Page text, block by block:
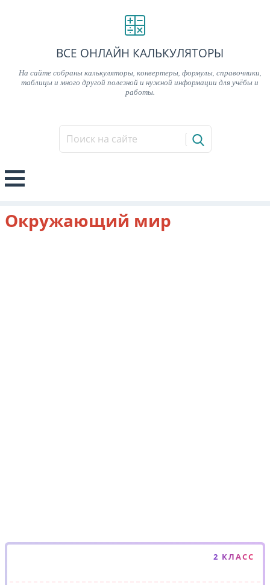
ВСЕ ОНЛАЙН КАЛЬКУЛЯТОРЫ
На сайте собраны калькуляторы, конвертеры, формулы, справочники,
таблицы и много другой полезной и нужной информации для учёбы и
работы.
Окружающий мир
2 КЛАСС